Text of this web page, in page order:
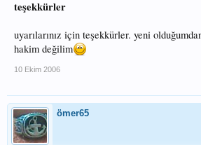
teşekkürler
uyarılarınız için teşekkürler. yeni
hakim değilim
10 Ekim 2006
ömer65